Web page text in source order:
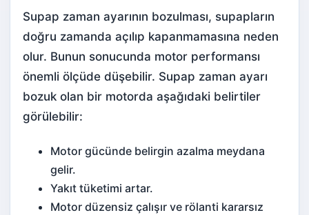
Supap zaman ayarının bozulması, supapların
doğru zamanda açılıp kapanmamasına neden
olur. Bunun sonucunda motor performansı
önemli ölçüde düşebilir. Supap zaman ayarı
bozuk olan bir motorda aşağıdaki belirtiler
görülebilir:
Motor gücünde belirgin azalma meydana
gelir.
Yakıt tüketimi artar.
Motor düzensiz çalışır ve rölanti kararsız